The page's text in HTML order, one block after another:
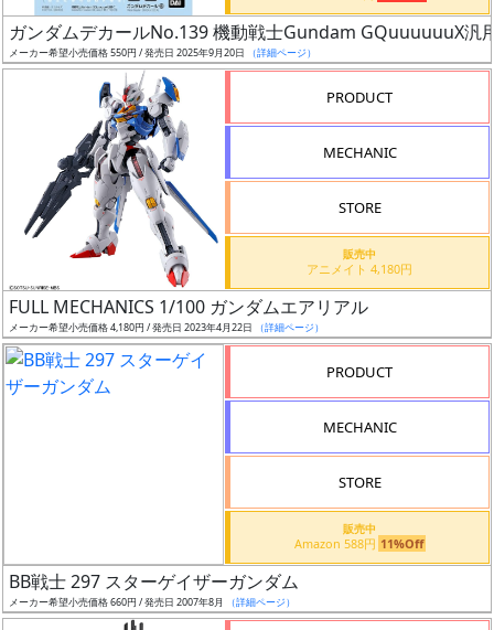
日
発
売
通知
対象
ギ
ャ
ラ
リ
ー
定
予
ガンダムデカールNo.139 機動戦士Gundam GQuuuuuuX汎
メーカー希望小売価格 550円 / 発売日 2025年9月20日 （詳細ページ）
PRODUCT
MECHANIC
STORE
販売中
アニメイト 4,180円
FULL MECHANICS 1/100 ガンダムエアリアル
メーカー希望小売価格 4,180円 / 発売日 2023年4月22日 （詳細ページ）
PRODUCT
MECHANIC
STORE
販売中
Amazon 588円 11%Off
BB戦士 297 スターゲイザーガンダム
メーカー希望小売価格 660円 / 発売日 2007年8月 （詳細ページ）